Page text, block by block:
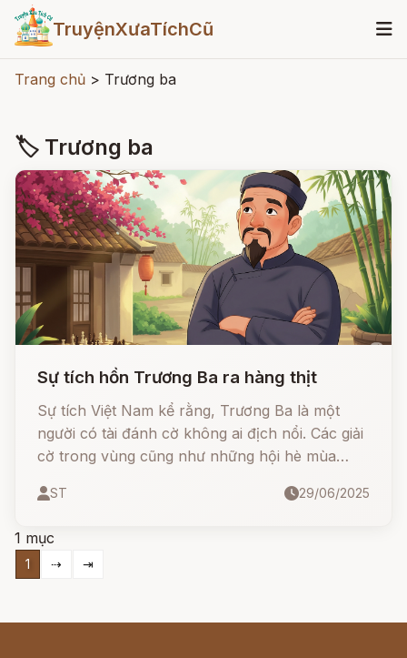
TruyệnXưaTíchCũ
Trang chủ > Trương ba
🏷 Trương ba
Sự tích hồn Trương Ba ra hàng thịt
Sự tích Việt Nam kể rằng, Trương Ba là một
người có tài đánh cờ không ai địch nổi. Các giải
cờ trong vùng cũng như những hội hè mùa
trong và ngoài nước.
ST 29/06/2025
1 mục
1 ⇢ ⇥